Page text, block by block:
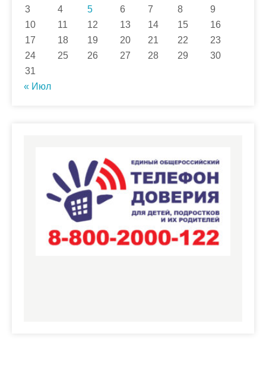
3
4 5 6 7 8
9
10
11 12 13 14 15
16
17
18 19 20 21 22
23
24
25 26 27 28 29
30
31
« Июл